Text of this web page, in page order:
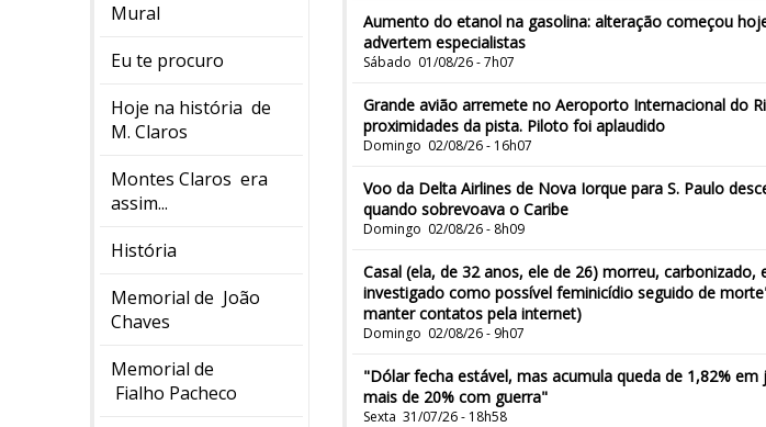
Mural
Eu te procuro
Hoje na história de
M. Claros
Montes Claros era
assim...
História
Memorial de João
Chaves
Memorial de
Fialho Pacheco
Aumento do etanol na gasolina: alteração começou
advertem especialistas
Sábado 01/08/26 - 7h07
Grande avião arremete no Aeroporto Internacional do
proximidades da pista. Piloto foi aplaudido
Domingo 02/08/26 - 16h07
Voo da Delta Airlines de Nova Iorque para S. Paulo
quando sobrevoava o Caribe
Domingo 02/08/26 - 8h09
Casal (ela, de 32 anos, ele de 26) morreu,
investigado como possível feminicídio seguido de
manter contatos pela internet)
Domingo 02/08/26 - 9h07
"Dólar fecha estável, mas acumula queda de 1,82%
mais de 20% com guerra"
Sexta 31/07/26 - 18h58